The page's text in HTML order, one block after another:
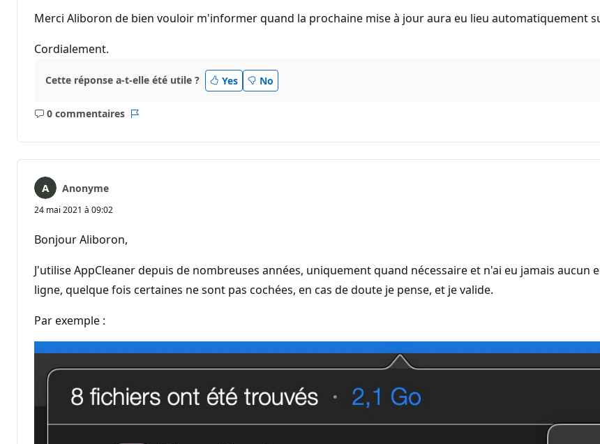
Merci Aliboron de bien vouloir m'informer quand la prochaine mise à jour aura eu lieu automatiquement
Cordialement.
Cette réponse a-t-elle été utile ? Yes No
0 commentaires
Aucun
Anonyme
24 mai 2021 à 09:02
Bonjour Aliboron,
J'utilise AppCleaner depuis de nombreuses années, uniquement quand nécessaire et n'ai eu jamais
ligne, quelque fois certaines ne sont pas cochées, en cas de doute je pense, et je valide.
Par exemple :